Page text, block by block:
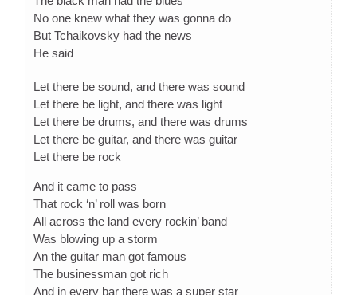
No one knew what they was gonna do
But Tchaikovsky had the news
He said
Let there be sound, and there was sound
Let there be light, and there was light
Let there be drums, and there was drums
Let there be guitar, and there was guitar
Let there be rock
And it came to pass
That rock ‘n’ roll was born
All across the land every rockin’ band
Was blowing up a storm
An the guitar man got famous
The businessman got rich
And in every bar there was a super star